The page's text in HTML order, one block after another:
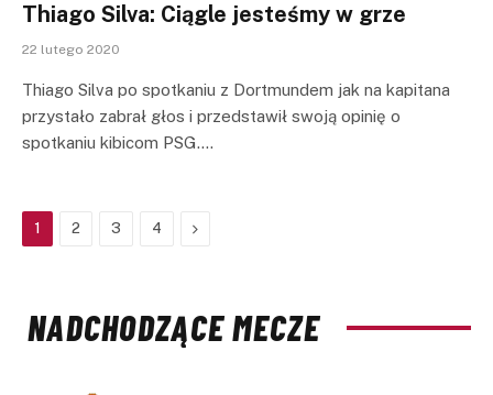
Thiago Silva: Ciągle jesteśmy w grze
22 lutego 2020
Thiago Silva po spotkaniu z Dortmundem jak na kapitana
przystało zabrał głos i przedstawił swoją opinię o
spotkaniu kibicom PSG.…
1 2 3 4 Next
NADCHODZĄCE MECZE